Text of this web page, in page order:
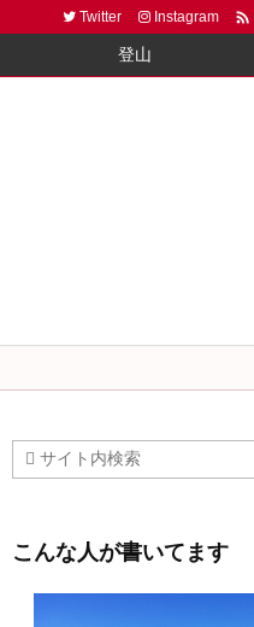
登山
Twitter Instagram 
こんな人が書いてます